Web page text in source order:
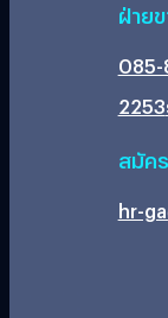
ฝ่าย
2253
สมัค
hr-